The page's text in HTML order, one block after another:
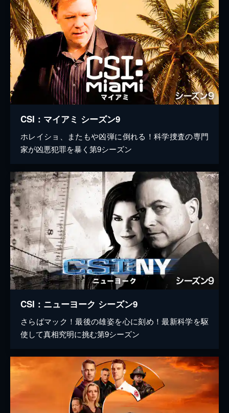
CSI：マイアミ シーズン9
ホレイショ、またもや凶弾に倒れる！科学捜査の専門
家が凶悪犯罪を暴く第9シーズン
CSI：ニューヨーク シーズン9
さらばマック！最後の雄姿を心に刻め！最新科学を駆
使して真相究明に挑む第9シーズン